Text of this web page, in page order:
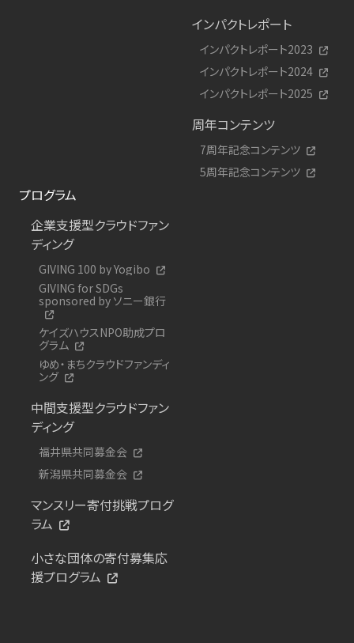
インパクトレポート
インパクトレポート2023
インパクトレポート2024
インパクトレポート2025
周年コンテンツ
7周年記念コンテンツ
5周年記念コンテンツ
プログラム
企業支援型クラウドファン
ディング
GIVING 100 by Yogibo
GIVING for SDGs
sponsored by ソニー銀行
ケイズハウスNPO助成プロ
グラム
ゆめ・まちクラウドファンディ
ング
中間支援型クラウドファン
ディング
福井県共同募金会
新潟県共同募金会
マンスリー寄付挑戦プログ
ラム
小さな団体の寄付募集応
援プログラム